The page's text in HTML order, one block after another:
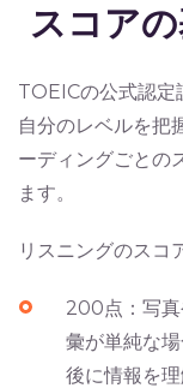
スコア
TOEICの公式認定
自分のレベルを把
ーディングごとの
ます。
リスニングのスコ
200点：写真
彙が単純な
後に情報を理